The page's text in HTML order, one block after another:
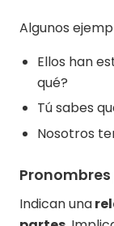
Algunos
Ellos han
qué?
Tú sabes
Nosotros
Indican una